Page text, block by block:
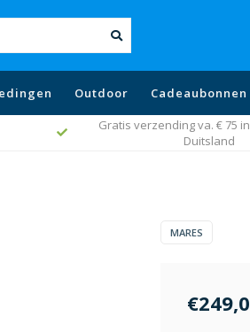
Outdoor Cadeaubonnen
Gratis verzending va. € 75
Duitsland
MARES